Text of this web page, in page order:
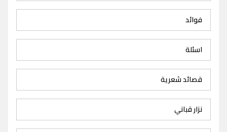
فوائد
اسئلة
قصائد شعرية
نزار قباني